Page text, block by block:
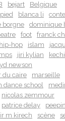
bejart
Belgique
blanca li
borgne
dominique
foot
franck
hip-hop islam
jiri kylian
newson
du caire
marseille
dance school
nicolas zemmour
patrice delay
m kirech scène